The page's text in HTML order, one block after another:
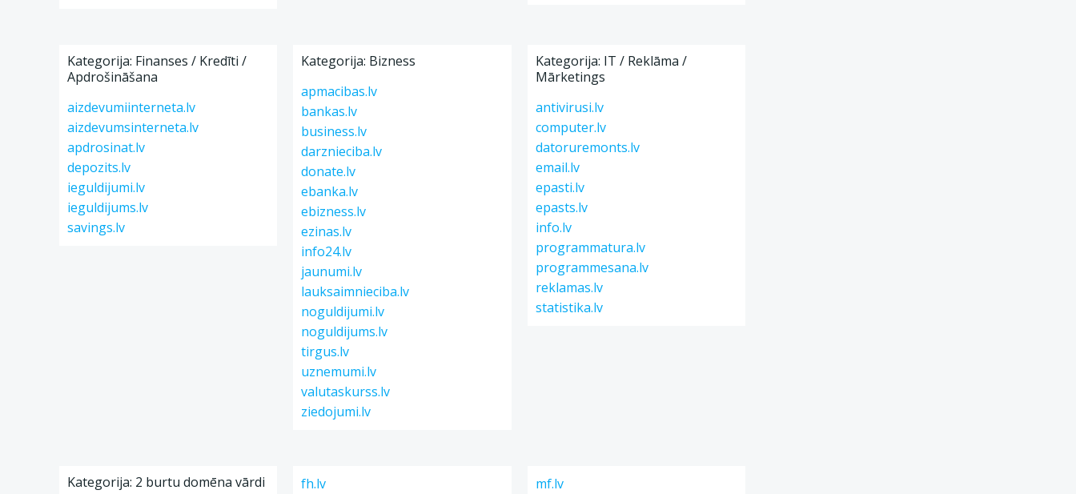
Kategorija: Finanses / Kredīti /
Apdrošināšana
aizdevumiinterneta.lv
aizdevumsinterneta.lv
apdrosinat.lv
depozits.lv
ieguldijumi.lv
ieguldijums.lv
savings.lv
Kategorija: Bizness
apmacibas.lv
bankas.lv
business.lv
darznieciba.lv
donate.lv
ebanka.lv
ebizness.lv
ezinas.lv
info24.lv
jaunumi.lv
lauksaimnieciba.lv
noguldijumi.lv
noguldijums.lv
tirgus.lv
uznemumi.lv
valutaskurss.lv
ziedojumi.lv
Kategorija: IT / Reklāma /
Mārketings
antivirusi.lv
computer.lv
datoruremonts.lv
email.lv
epasti.lv
epasts.lv
info.lv
programmatura.lv
programmesana.lv
reklamas.lv
statistika.lv
Kategorija: 2 burtu domēna vārdi
fh.lv
mf.lv